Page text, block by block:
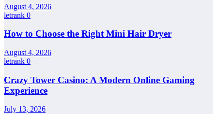
August 4, 2026
letrank 0
How to Choose the Right Mini Hair Dryer
August 4, 2026
letrank 0
Crazy Tower Casino: A Modern Online Gaming
Experience
July 13, 2026